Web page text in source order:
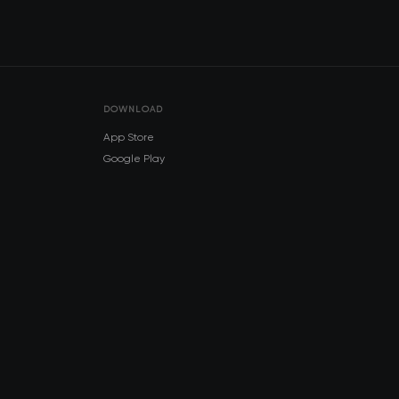
DOWNLOAD
App Store
Google Play